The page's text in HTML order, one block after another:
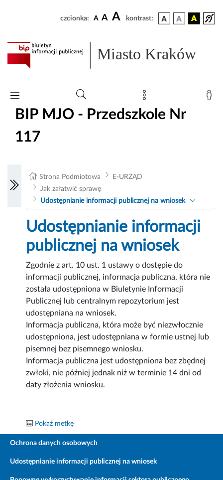
czcionka: A A A kontrast:
Miasto Kraków
BIP MJO - Przedszkole Nr
117
Strona Podmiotowa
E-URZĄD
Jak załatwić sprawę
Udostępnianie informacji publicznej na wniosek
Udostępnianie informacji
publicznej na wniosek
Zgodnie z art. 10 ust. 1 ustawy o dostępie do
informacji publicznej, informacja publiczna, która nie
została udostępniona w Biuletynie Informacji
Publicznej lub centralnym repozytorium jest
udostępniana na wniosek.
Informacja publiczna, która może być niezwłocznie
udostępniona, jest udostępniana w formie ustnej lub
pisemnej bez pisemnego wniosku.
Informacja publiczna jest udostępniona bez zbędnej
zwłoki, nie później jednak niż w terminie 14 dni od
daty złożenia wniosku.
Pokaż metkę
Ochrona danych osobowych
Udostępnianie informacji publicznej na wniosek